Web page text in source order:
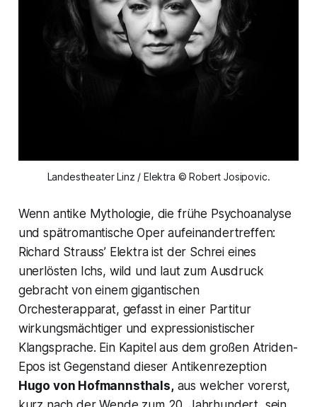
Landestheater Linz / Elektra © Robert Josipovic.
Wenn antike Mythologie, die frühe Psychoanalyse
und spätromanti­sche Oper aufeinandertreffen:
Richard Strauss’ Elektra ist der Schrei eines
unerlösten Ichs, wild und laut zum Ausdruck
gebracht von einem gigantischen
Orchesterapparat, gefasst in einer Partitur
wirkungs­mächtiger und expressionistischer
Klangsprache. Ein Kapitel aus dem großen Atriden-
Epos ist Gegenstand dieser Antikenrezeption
Hugo von Hofmannsthals,aus welcher vorerst,